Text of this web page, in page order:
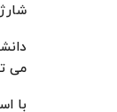
می
با